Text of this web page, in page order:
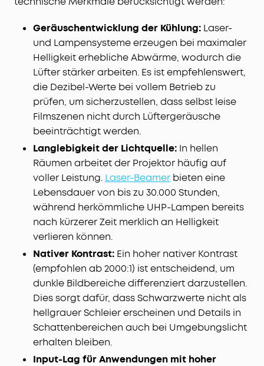
Geräuschentwicklung der Kühlung: Laser-
und Lampensysteme erzeugen bei maximaler
Helligkeit erhebliche Abwärme, wodurch die
Lüfter stärker arbeiten. Es ist empfehlenswert,
die Dezibel-Werte bei vollem Betrieb zu
prüfen, um sicherzustellen, dass selbst leise
Filmszenen nicht durch Lüftergeräusche
beeinträchtigt werden.
Langlebigkeit der Lichtquelle: In hellen
Räumen arbeitet der Projektor häufig auf
voller Leistung. Laser-Beamer bieten eine
Lebensdauer von bis zu 30.000 Stunden,
während herkömmliche UHP-Lampen bereits
nach kürzerer Zeit merklich an Helligkeit
verlieren können.
Nativer Kontrast: Ein hoher nativer Kontrast
(empfohlen ab 2000:1) ist entscheidend, um
dunkle Bildbereiche differenziert darzustellen.
Dies sorgt dafür, dass Schwarzwerte nicht als
hellgrauer Schleier erscheinen und Details in
Schattenbereichen auch bei Umgebungslicht
erhalten bleiben.
Input-Lag für Anwendungen mit hoher